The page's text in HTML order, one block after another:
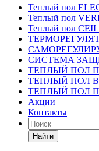
Теплый пол
Теплый пол
Теплый пол
СИСТЕМА
ТЕПЛЫЙ ПОЛ
ТЕПЛЫЙ ПОЛ
ТЕПЛЫЙ ПОЛ
Акции
Контакты
Найти